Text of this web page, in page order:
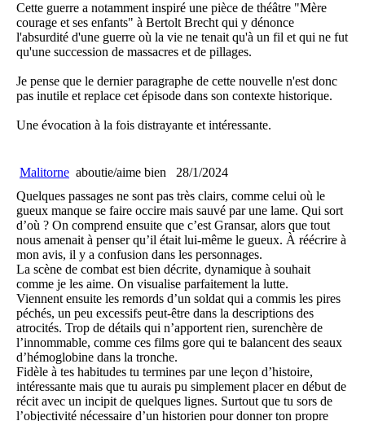
Cette guerre a notamment inspiré une pièce de théâtre "Mère
courage et ses enfants" à Bertolt Brecht qui y dénonce
l'absurdité d'une guerre où la vie ne tenait qu'à un fil et qui ne fut
qu'une succession de massacres et de pillages.
Je pense que le dernier paragraphe de cette nouvelle n'est donc
pas inutile et replace cet épisode dans son contexte historique.
Une évocation à la fois distrayante et intéressante.
Malitorne aboutie/aime bien
28/1/2024
Quelques passages ne sont pas très clairs, comme celui où le
gueux manque se faire occire mais sauvé par une lame. Qui sort
d’où ? On comprend ensuite que c’est Gransar, alors que tout
nous amenait à penser qu’il était lui-même le gueux. À réécrire à
mon avis, il y a confusion dans les personnages.
La scène de combat est bien décrite, dynamique à souhait
comme je les aime. On visualise parfaitement la lutte.
Viennent ensuite les remords d’un soldat qui a commis les pires
péchés, un peu excessifs peut-être dans la descriptions des
atrocités. Trop de détails qui n’apportent rien, surenchère de
l’innommable, comme ces films gore qui te balancent des seaux
d’hémoglobine dans la tronche.
Fidèle à tes habitudes tu termines par une leçon d’histoire,
intéressante mais que tu aurais pu simplement placer en début de
récit avec un incipit de quelques lignes. Surtout que tu sors de
l’objectivité nécessaire d’un historien pour donner ton propre